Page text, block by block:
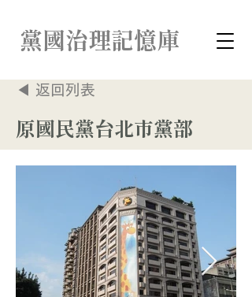
​黨國治理記憶庫
◀ 返回列表
原國民黨台北市黨部